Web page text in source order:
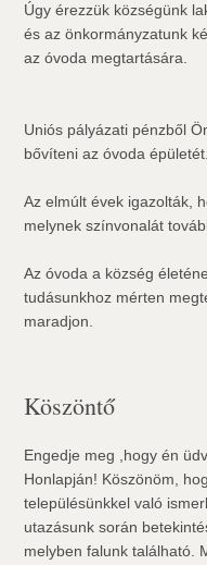
Úgy érezzük községünk
és az önkormányzatunk
az óvoda megtartására.
Uniós pályázati pénzből
bővíteni az óvoda épületét.
Az elmúlt évek igazolták,
melynek színvonalát
Az óvoda a község
tudásunkhoz mérten
maradjon.
Köszöntő
Engedje meg ,hogy én
Honlapján! Köszönöm,
településünkkel való
utazásunk során
melyben falunk található.